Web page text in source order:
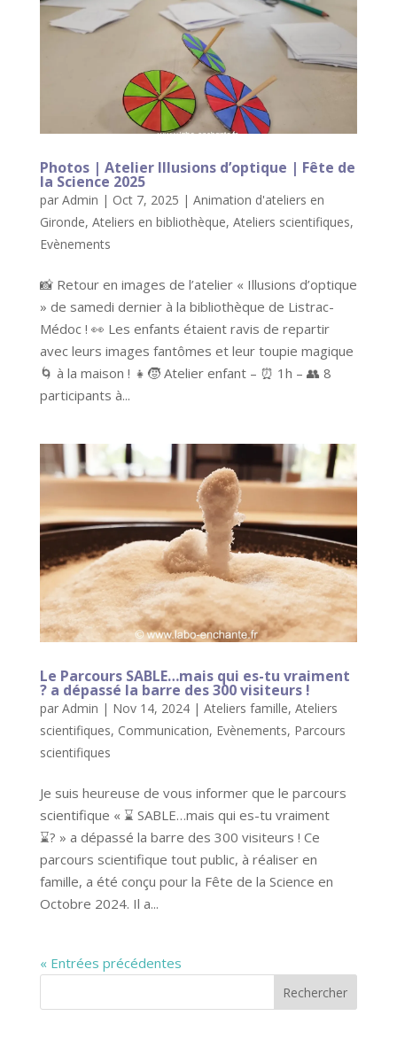
Photos | Atelier Illusions d’optique | Fête de
la Science 2025
par Admin | Oct 7, 2025 | Animation d'ateliers en
Gironde, Ateliers en bibliothèque, Ateliers scientifiques,
Evènements
📸 Retour en images de l’atelier « Illusions d’optique
» de samedi dernier à la bibliothèque de Listrac-
Médoc ! 👀 Les enfants étaient ravis de repartir
avec leurs images fantômes et leur toupie magique
🌀 à la maison ! 👧🧒 Atelier enfant – ⏰ 1h – 👥 8
participants à...
Le Parcours SABLE…mais qui es-tu vraiment
? a dépassé la barre des 300 visiteurs !
par Admin | Nov 14, 2024| Ateliers famille, Ateliers
scientifiques, Communication, Evènements, Parcours
scientifiques
Je suis heureuse de vous informer que le parcours
scientifique « ⌛ SABLE…mais qui es-tu vraiment
⌛? » a dépassé la barre des 300 visiteurs ! Ce
parcours scientifique tout public, à réaliser en
famille, a été conçu pour la Fête de la Science en
Octobre 2024. Il a...
« Entrées précédentes